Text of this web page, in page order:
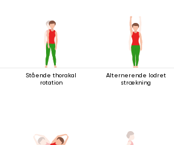
Stående thorakal
rotation
Alternerende lodret
strækning